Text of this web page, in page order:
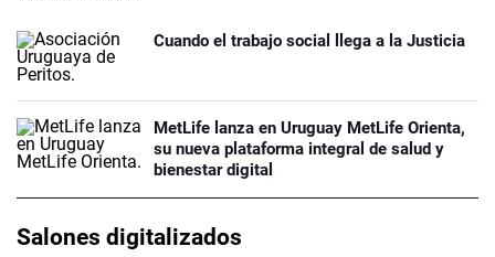
Cuando el trabajo social llega a la Justicia
MetLife lanza en Uruguay MetLife Orienta,
su nueva plataforma integral de salud y
bienestar digital
Salones digitalizados